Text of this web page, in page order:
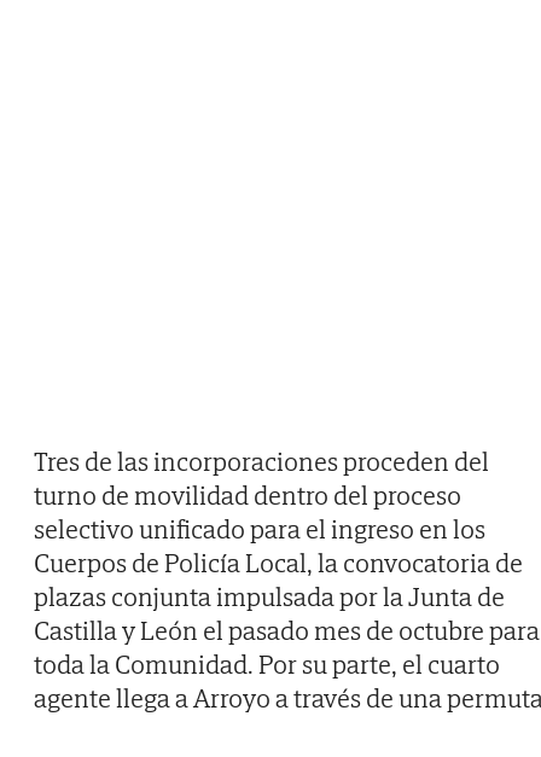
Tres de las incorporaciones proceden del
turno de movilidad dentro del proceso
selectivo unificado para el ingreso en los
Cuerpos de Policía Local, la convocatoria de
plazas conjunta impulsada por la Junta de
Castilla y León el pasado mes de octubre para
toda la Comunidad. Por su parte, el cuarto
agente llega a Arroyo a través de una